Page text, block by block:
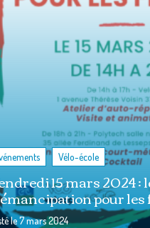
, Vélo-école
15 mars 2024 :
pour
le7 mars 2024